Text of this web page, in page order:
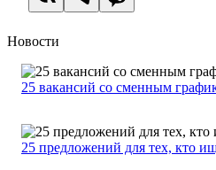
Новости
25 вакансий со сменным
25 предложений для тех, кто